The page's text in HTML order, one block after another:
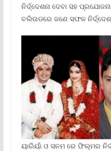
ନିର୍ଦ୍ଦେଶନା ଦେବା ସହ
ବଲିଉଡରେ ଜଣେ ସଫଳ
ୟାରିୟାଁ ଓ ସନମ ରେ ଫିଲ୍ମର